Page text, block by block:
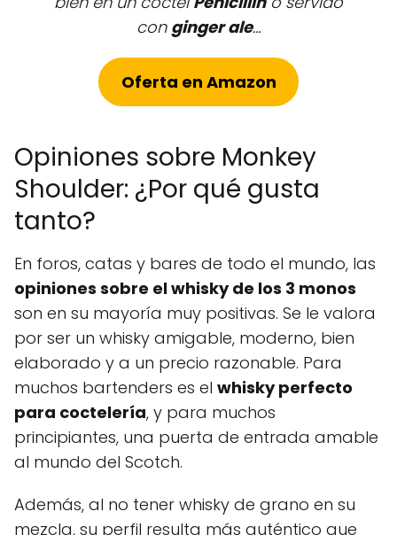
con ginger ale…
Oferta en Amazon
Opiniones sobre Monkey
Shoulder: ¿Por qué gusta
tanto?
En foros, catas y bares de todo el mundo, las
opiniones sobre el whisky de los 3 monos
son en su mayoría muy positivas. Se le valora
por ser un whisky amigable, moderno, bien
elaborado y a un precio razonable. Para
muchos bartenders es el whisky perfecto
para coctelería, y para muchos
principiantes, una puerta de entrada amable
al mundo del Scotch.
Además, al no tener whisky de grano en su
mezcla, su perfil resulta más auténtico que